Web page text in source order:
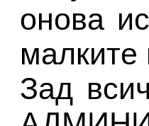
онова
малките
Зад